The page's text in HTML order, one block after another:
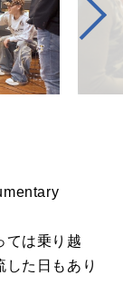
ては乗り越
した日もあり